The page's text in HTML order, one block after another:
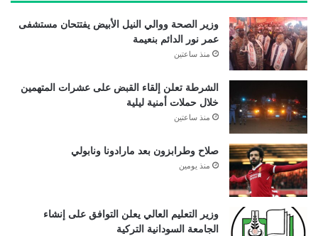
وزير الصحة ووالي النيل الأبيض يفتتحان مستشفى
عمر نور الدائم بنعيمة
منذ ساعتين
الشرطة تعلن إلقاء القبض على عشرات المتهمين
خلال حملات أمنية ليلية
منذ ساعتين
صلاح وطرابزون بعد مارادونا ونابولي
منذ يومين
وزير التعليم العالي يعلن التوافق على إنشاء
الجامعة السودانية التركية